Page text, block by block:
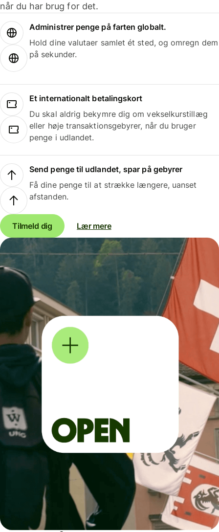
når du har brug for det.
Administrer penge på farten globalt.
Hold dine valutaer samlet ét sted, og omregn dem
på sekunder.
Et internationalt betalingskort
Du skal aldrig bekymre dig om vekselkurstillæg
eller høje transaktionsgebyrer, når du bruger
penge i udlandet.
Send penge til udlandet, spar på gebyrer
Få dine penge til at strække længere, uanset
afstanden.
Tilmeld dig Lær mere